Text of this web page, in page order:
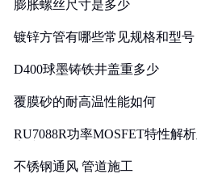
膨胀螺丝尺寸是多少
镀锌方管有哪些常见规格和型号
D400球墨铸铁井盖重多少
覆膜砂的耐高温性能如何
RU7088R功率MOSFET特性解
不锈钢通风 管道施工